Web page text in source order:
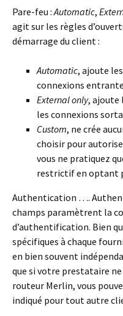
Pare-feu : Automatic,
agit sur les règles
démarrage du client :
Automatic, ajoute
connexions
External only, ajoute
les connexions
Custom, ne crée
choisir pour
vous ne pratiquez
restrictif en optant
Authentication ….
champs paramètrent la
d’authentification. Bien
spécifiques à chaque
en bien souvent
que si votre prestataire
routeur Merlin, vous
indiqué pour tout autre